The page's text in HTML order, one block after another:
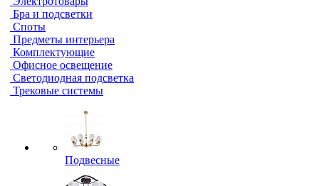
Бра и подсветки
Споты
Предметы интерьера
Комплектующие
Офисное освещение
Светодиодная подсветка
Трековые системы
Подвесные